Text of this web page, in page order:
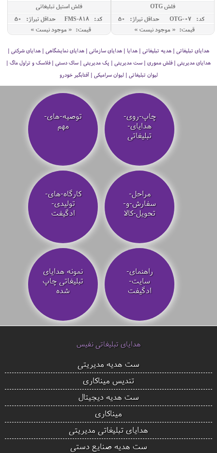
فلش OTG
کد: OTG-07
حداقل تيراژ: 50
قیمت: « موجود نیست »
فلش استیل تبلیغاتی
کد: FMS-818
حداقل تيراژ: 50
قیمت: « موجود نیست »
هدایای تبلیغاتی | هدیه تبلیغاتی | هدایا | هدایای سازمانی | هدایای نمایشگاهی | هدایای شرکتی |
هدایای مدیریتی | فلش مموری | ست مدیریتی | پک مدیریتی | ساک دستی | فلاسک و تراول ماگ |
لیوان تبلیغاتی | لیوان سرامیکی | آفتابگیر خودرو
چاپ-روی-
هدایای-
تبلیغاتی
توصیه‌-های-
مهم
مراحل-
سفارش-و-
تحویل-کالا
کارگاه-های-
تولیدی-
ادگیفت
راهنمای-
سایت-
ادگیفت
نمونه هدایای
تبلیغاتی چاپ
شده
هدایای تبلیغاتی نفیس
ست هدیه مدیریتی
تندیس میناکاری
ست هدیه دیجیتال
میناکاری
هدایای تبلیغاتی مدیریتی
ست هدیه صنایع دستی